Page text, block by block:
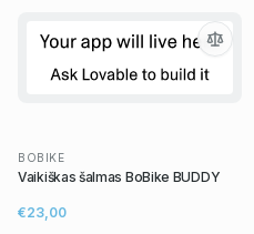
BOBIKE
Vaikiškas šalmas BoBike BUDDY
€23,00